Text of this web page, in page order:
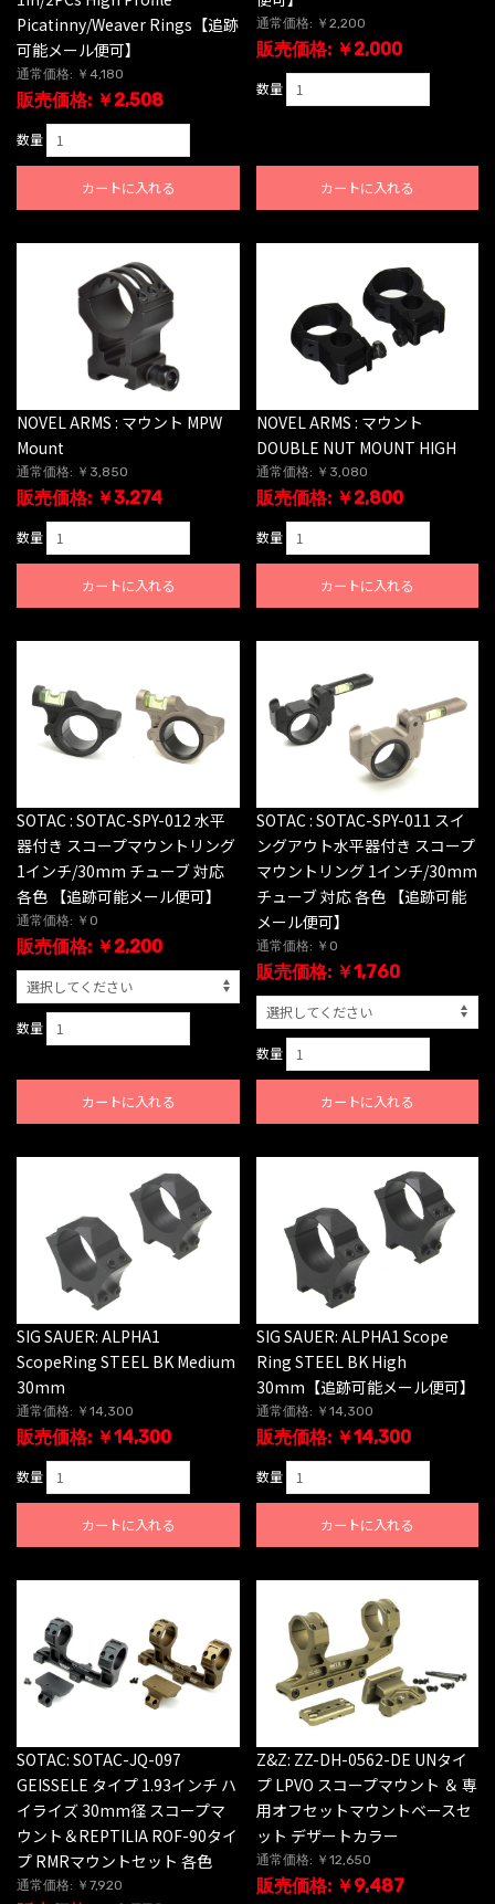
Picatinny/Weaver Rings【追跡
可能メール便可】
通常価格: ￥4,180
販売価格: ￥2,508
数量
カートに入れる
通常価格: ￥2,200
販売価格: ￥2,000
数量
カートに入れる
NOVEL ARMS : マウント MPW
Mount
通常価格: ￥3,850
販売価格: ￥3,274
数量
カートに入れる
NOVEL ARMS : マウント
DOUBLE NUT MOUNT HIGH
通常価格: ￥3,080
販売価格: ￥2,800
数量
カートに入れる
SOTAC : SOTAC-SPY-012 水平
器付き スコープマウントリング
1インチ/30mm チューブ 対応
各色 【追跡可能メール便可】
通常価格: ￥0
販売価格: ￥2,200
数量
カートに入れる
SOTAC : SOTAC-SPY-011 スイ
ングアウト水平器付き スコープ
マウントリング 1インチ/30mm
チューブ 対応 各色 【追跡可能
メール便可】
通常価格: ￥0
販売価格: ￥1,760
数量
カートに入れる
SIG SAUER: ALPHA1
ScopeRing STEEL BK Medium
30mm
通常価格: ￥14,300
販売価格: ￥14,300
数量
カートに入れる
SIG SAUER: ALPHA1 Scope
Ring STEEL BK High
30mm【追跡可能メール便可】
通常価格: ￥14,300
販売価格: ￥14,300
数量
カートに入れる
SOTAC: SOTAC-JQ-097
GEISSELE タイプ 1.93インチ ハ
イライズ 30mm径 スコープマ
ウント＆REPTILIA ROF-90タイ
プ RMRマウントセット 各色
通常価格: ￥7,920
Z&Z: ZZ-DH-0562-DE UNタイ
プ LPVO スコープマウント ＆ 専
用オフセットマウントベースセ
ット デザートカラー
通常価格: ￥12,650
販売価格: ￥9,487